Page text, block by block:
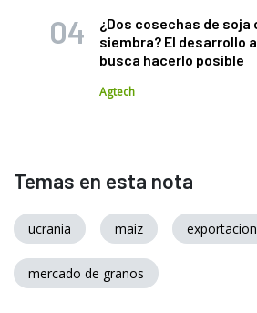
¿Dos cosechas de soja
siembra? El desarrollo
busca hacerlo posible
Agtech
Temas en esta nota
ucrania maiz
mercado de granos